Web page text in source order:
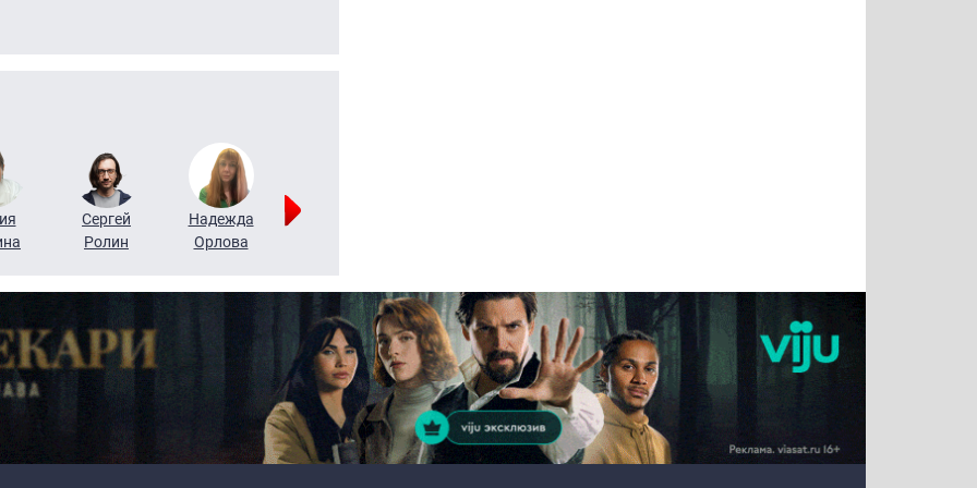
Сергей
Ролин
Надежда
Орлова